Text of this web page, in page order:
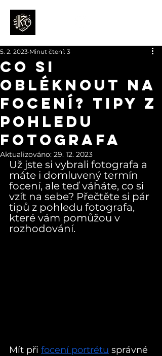
Co si
obléknout na
focení? Tipy z
pohledu
fotografa
5. 2. 2023 Minut čtení: 3
Aktualizováno: 29. 12. 2023
Už jste si vybrali fotografa a
máte i domluvený termín
focení, ale teď váháte, co si
vzít na sebe? Přečtěte si pár
tipů z pohledu fotografa,
které vám pomůžou v
rozhodování.
Mít při focení portrétu správné